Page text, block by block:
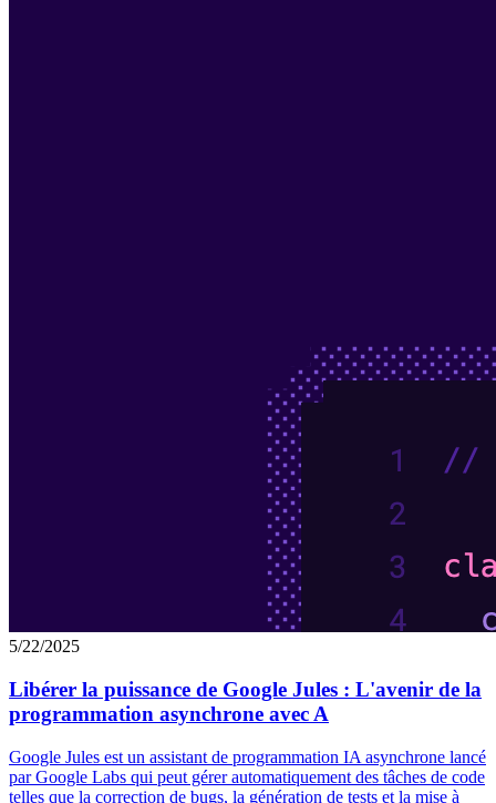
5/22/2025
Libérer la puissance de Google Jules : L'avenir de la
programmation asynchrone avec A
Google Jules est un assistant de programmation IA asynchrone lancé
par Google Labs qui peut gérer automatiquement des tâches de code
telles que la correction de bugs, la génération de tests et la mise à